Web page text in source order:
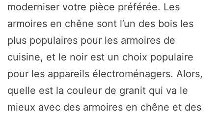
moderniser votre pièce préférée. Les
armoires en chêne sont l’un des bois les
plus populaires pour les armoires de
cuisine, et le noir est un choix populaire
pour les appareils électroménagers. Alors,
quelle est la couleur de granit qui va le
mieux avec des armoires en chêne et des